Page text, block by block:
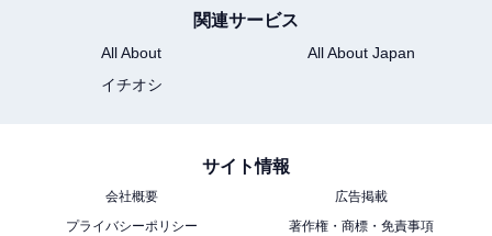
関連サービス
All About
All About Japan
イチオシ
サイト情報
会社概要
広告掲載
プライバシーポリシー
著作権・商標・免責事項